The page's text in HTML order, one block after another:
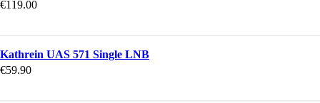
€119.00
Kathrein UAS 571 Single LNB
€59.90